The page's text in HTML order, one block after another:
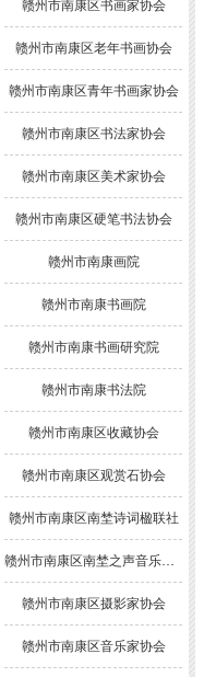
赣州市南康区书画家协会
赣州市南康区老年书画协会
赣州市南康区青年书画家协会
赣州市南康区书法家协会
赣州市南康区美术家协会
赣州市南康区硬笔书法协会
赣州市南康画院
赣州市南康书画院
赣州市南康书画研究院
赣州市南康书法院
赣州市南康区收藏协会
赣州市南康区观赏石协会
赣州市南康区南埜诗词楹联社
赣州市南康区南埜之声音乐舞蹈协会
赣州市南康区摄影家协会
赣州市南康区音乐家协会